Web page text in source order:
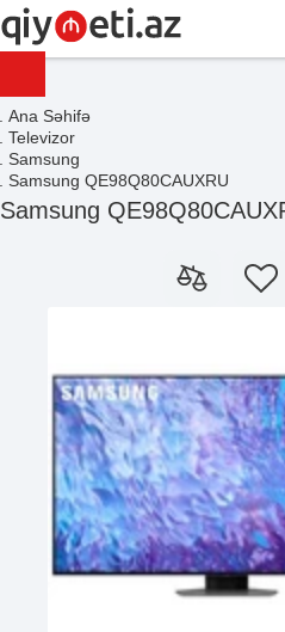
Ana Səhifə
Televizor
Samsung
Samsung QE98Q80CAUXRU
Samsung